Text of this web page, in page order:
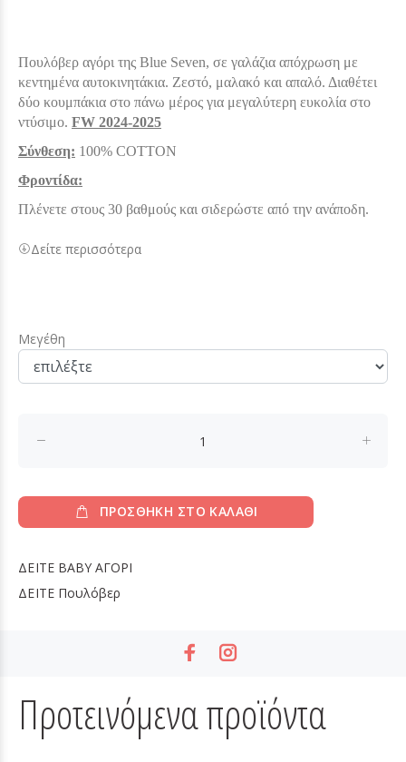
Πουλόβερ αγόρι της Blue Seven, σε γαλάζια απόχρωση με
κεντημένα αυτοκινητάκια. Ζεστό, μαλακό και απαλό. Διαθέτει
δύο κουμπάκια στο πάνω μέρος για μεγαλύτερη ευκολία στο
ντύσιμο. FW 2024-2025
Σύνθεση: 100% COTTON
Φροντίδα:
Πλένετε στους 30 βαθμούς και σιδερώστε από την ανάποδη.
Δείτε περισσότερα
Μεγέθη
ΠΡΟΣΘΗΚΗ ΣΤΟ ΚΑΛΑΘΙ
ΔΕΙΤΕ BABY ΑΓΟΡΙ
ΔΕΙΤΕ Πουλόβερ
Προτεινόμενα προϊόντα